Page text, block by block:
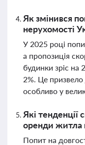
Як змінився
нерухомості
У 2025 році
а пропозиція
будинки зріс на
2%. Це
особливо у
Які тенденції
оренди житла
Попит на